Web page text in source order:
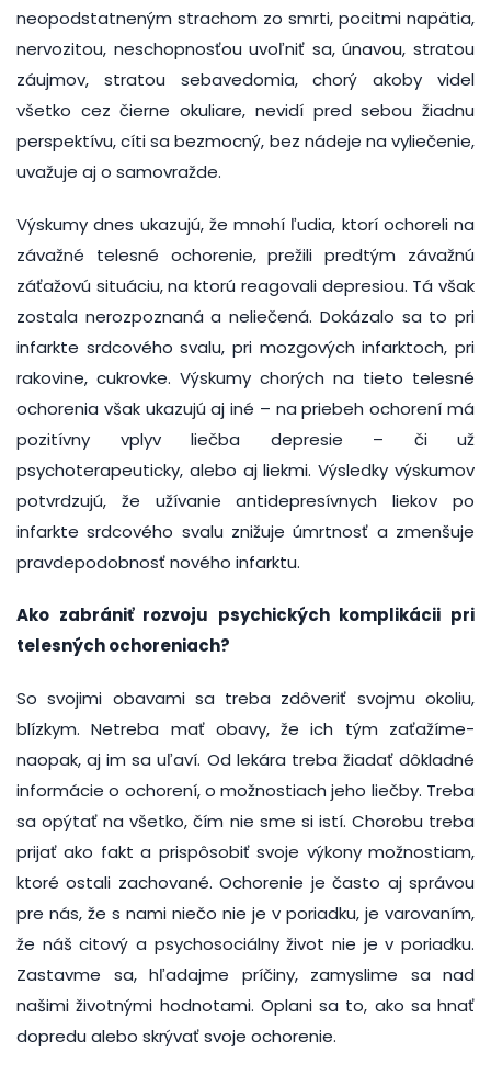
neopodstatneným strachom zo smrti, pocitmi napätia,
nervozitou, neschopnosťou uvoľniť sa, únavou, stratou
záujmov, stratou sebavedomia, chorý akoby videl
všetko cez čierne okuliare, nevidí pred sebou žiadnu
perspektívu, cíti sa bezmocný, bez nádeje na vyliečenie,
uvažuje aj o samovražde.
Výskumy dnes ukazujú, že mnohí ľudia, ktorí ochoreli na
závažné telesné ochorenie, prežili predtým závažnú
záťažovú situáciu, na ktorú reagovali depresiou. Tá však
zostala nerozpoznaná a neliečená. Dokázalo sa to pri
infarkte srdcového svalu, pri mozgových infarktoch, pri
rakovine, cukrovke. Výskumy chorých na tieto telesné
ochorenia však ukazujú aj iné – na priebeh ochorení má
pozitívny vplyv liečba depresie – či už
psychoterapeuticky, alebo aj liekmi. Výsledky výskumov
potvrdzujú, že užívanie antidepresívnych liekov po
infarkte srdcového svalu znižuje úmrtnosť a zmenšuje
pravdepodobnosť nového infarktu.
Ako zabrániť rozvoju psychických komplikácii pri
telesných ochoreniach?
So svojimi obavami sa treba zdôveriť svojmu okoliu,
blízkym. Netreba mať obavy, že ich tým zaťažíme-
naopak, aj im sa uľaví. Od lekára treba žiadať dôkladné
informácie o ochorení, o možnostiach jeho liečby. Treba
sa opýtať na všetko, čím nie sme si istí. Chorobu treba
prijať ako fakt a prispôsobiť svoje výkony možnostiam,
ktoré ostali zachované. Ochorenie je často aj správou
pre nás, že s nami niečo nie je v poriadku, je varovaním,
že náš citový a psychosociálny život nie je v poriadku.
Zastavme sa, hľadajme príčiny, zamyslime sa nad
našimi životnými hodnotami. Oplani sa to, ako sa hnať
dopredu alebo skrývať svoje ochorenie.